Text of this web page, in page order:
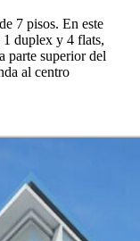
7 pisos. En este
duplex y 4 flats,
parte superior del
al centro